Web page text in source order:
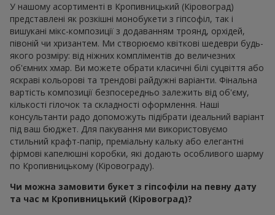
У нашому асортименті в Кропивницький (Кіровоград)
представлені як розкішні монобукети з гіпсофіл, так і
вишукані мікс-композиції з додаванням троянд, орхідей,
півоній чи хризантем. Ми створюємо квіткові шедеври будь-
якого розміру: від ніжних компліментів до величезних
об'ємних хмар. Ви можете обрати класичні білі суцвіття або
яскраві кольорові та трендові райдужні варіанти. Фінальна
вартість композиції безпосередньо залежить від об'єму,
кількості гілочок та складності оформлення. Наші
консультанти радо допоможуть підібрати ідеальний варіант
під ваш бюджет. Для пакування ми використовуємо
стильний крафт-папір, преміальну кальку або елегантні
фірмові капелюшні коробки, які додають особливого шарму
по Кропивницькому (Кіровограду).
Чи можна замовити букет з гіпсофіли на певну дату
та час м Кропивницький (Кіровоград)?